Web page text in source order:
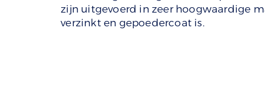
zijn uitgevoerd in zeer hoogwaardige
verzinkt en gepoedercoat is.